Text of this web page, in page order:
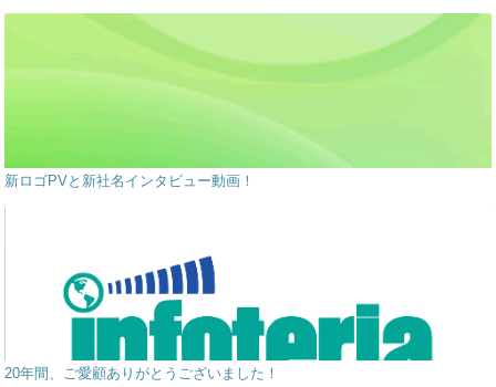
新ロゴPVと新社名インタビュー動画！
20年間、ご愛顧ありがとうございました！